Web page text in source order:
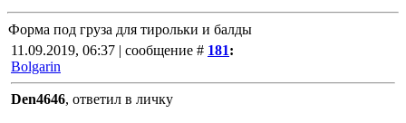
Форма под груза для тирольки и балды
11.09.2019, 06:37 | сообщение # 181:
Bolgarin
Den4646, ответил в личку